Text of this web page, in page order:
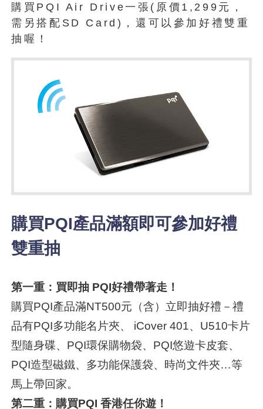
購買PQI Air Drive一張(原價1,299元，
需另搭配SD Card)，還可以參加好禮雙重
抽喔！
購買PQI產品滿額即可參加好禮
雙重抽
第一重：買即抽 PQI好禮帶著走！
購買PQI產品滿NT500元（含）立即抽好禮－禮
品有PQI多功能名片夾、 iCover 401、U510卡片
型隨身碟、PQI環保購物袋、PQI悠遊卡皮套、
PQI造型磁鐵、多功能保護袋、時尚文件夾…等
馬上帶回家。
第二重：購買PQI 香港任你遊！